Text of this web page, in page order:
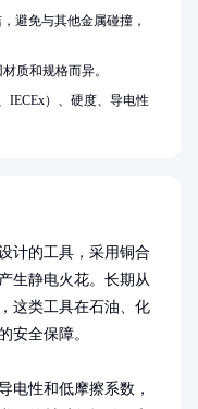
计的工具，采用铜合
生静电火花。长期从
这类工具在石油、化
安全保障。
电性和低摩擦系数，
避免与其他金属碰撞，
质和规格而异。
IECEx）、硬度、导电性